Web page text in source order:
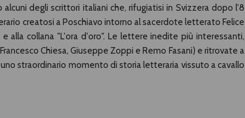
alcuni degli scrittori italiani che, rifugiatisi in Svizzera dopo l'8
creatosi a Poschiavo intorno al sacerdote letterato Felice
alla collana "L'ora d'oro". Le lettere inedite più interessanti,
Chiesa, Giuseppe Zoppi e Remo Fasani) e ritrovate a
straordinario momento di storia letteraria vissuto a cavallo